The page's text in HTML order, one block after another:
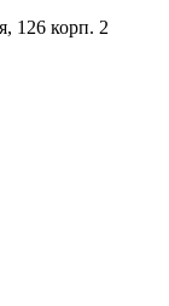
126 корп. 2